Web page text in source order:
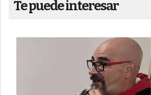
Te puede interesar